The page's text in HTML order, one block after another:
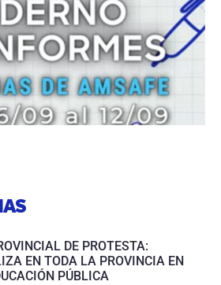
DE PROTESTA:
EN TODA LA PROVINCIA EN
PÚBLICA